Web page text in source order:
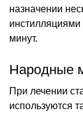
назначении
минут.
Народные
При лечении
используются